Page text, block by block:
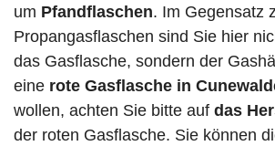
um Pfandflaschen. Im Gegensatz
Propangasflaschen sind Sie hier
das Gasflasche, sondern der
eine rote Gasflasche in
wollen, achten Sie bitte auf das
der roten Gasflasche. Sie können